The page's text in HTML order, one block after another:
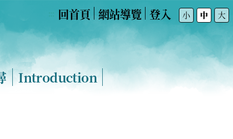
回首頁 網站導覽 登入 小 中 大
Introduction